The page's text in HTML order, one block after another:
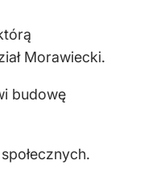
Morawiecki.
budowę